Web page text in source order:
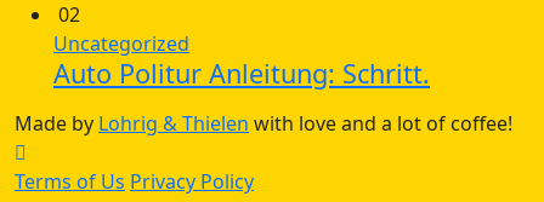
02
Uncategorized
Auto Politur Anleitung: Schritt.
Made by Lohrig & Thielen with love and a lot of coffee!
Terms of Us Privacy Policy